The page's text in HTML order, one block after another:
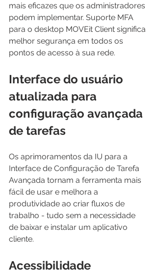
mais eficazes que os administradores
podem implementar. Suporte MFA
para o desktop MOVEit Client significa
melhor segurança em todos os
pontos de acesso à sua rede.
Interface do usuário
atualizada para
configuração avançada
de tarefas
Os aprimoramentos da IU para a
Interface de Configuração de Tarefa
Avançada tornam a ferramenta mais
fácil de usar e melhora a
produtividade ao criar fluxos de
trabalho - tudo sem a necessidade
de baixar e instalar um aplicativo
cliente.
Acessibilidade